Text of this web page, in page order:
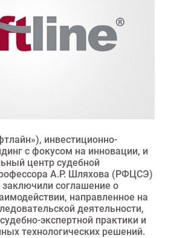
инвестиционно-
с фокусом на инновации, и
центр судебной
А.Р. Шляхова (РФЦСЭ)
соглашение о
направленное на
деятельности,
экспертной практики и
технологических решений.